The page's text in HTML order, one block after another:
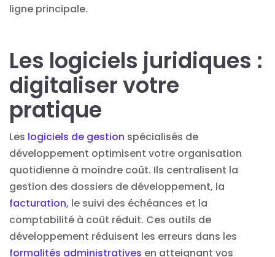
ligne principale.
Les logiciels juridiques :
digitaliser votre
pratique
Les logiciels de gestion spécialisés de
développement optimisent votre organisation
quotidienne à moindre coût. Ils centralisent la
gestion des dossiers de développement, la
facturation, le suivi des échéances et la
comptabilité à coût réduit. Ces outils de
développement réduisent les erreurs dans les
formalités administratives en atteignant vos